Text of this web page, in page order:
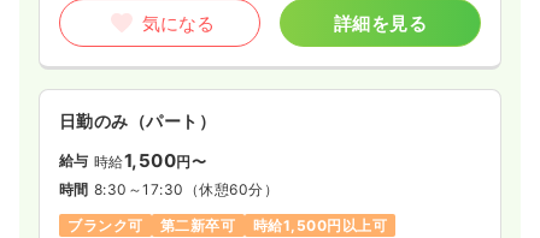
気になる 詳細を見る
日勤のみ（パート）
給与 時給1,500円〜
時間 8:30～17:30 （休憩60分）
ブランク可
第二新卒可 時給1,500円以上可